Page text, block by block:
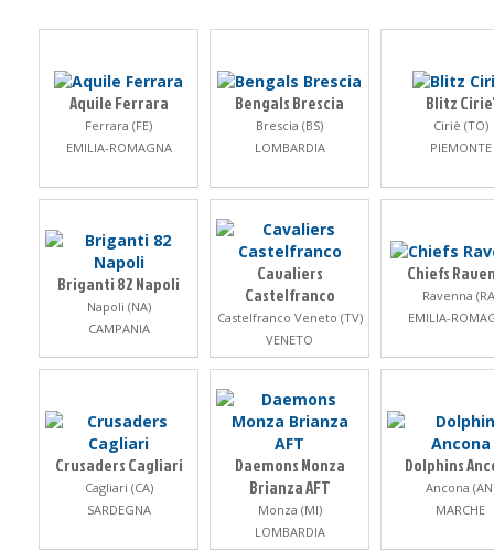
Aquile Ferrara
Ferrara (FE)
EMILIA-ROMAGNA
Bengals Brescia
Brescia (BS)
LOMBARDIA
Blitz
Ciriè (TO)
PIEMONTE
Briganti 82 Napoli
Napoli (NA)
CAMPANIA
Cavaliers
Castelfranco
Castelfranco Veneto (TV)
VENETO
Chiefs
Ravenna
EMILIA-
Crusaders Cagliari
Cagliari (CA)
SARDEGNA
Daemons Monza
Brianza AFT
Monza (MI)
LOMBARDIA
Dolphins
Ancona
MARCHE